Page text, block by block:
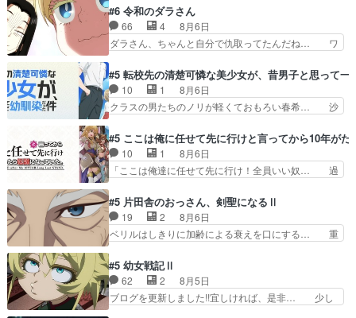
一難、律がビオラの呪縛から… 「私はあなたが嫌
いなんです」「バンドやめ… 何が起きているの
か！？次週、みゅーたいぷ…
マドンってなんなん！？人見知りっぽい… なんな
ら下ネタ0じゃなかったかこんな回が… 他のエピ
ソードに対してマイルドな回だった… 今回はだい
ぶある程度抑えてる？w感じな気… アルねこ、そ
ていたゴキブリ死んでるGP… アルねこ危険です
よね。健康的な面で··江… 酔い潰れ行き着いた江
ノ島で、朝日を眺めな…
#6 令和のダラさん
66 4
8月6日
ダラさん、ちゃんと自分で仇取ってたんだね… ワ
ットに憧れてビーム撃ちたいと…そうい… 余りに
も凄惨なダラさんの過去ダラさんの６… 過去編は
これで一区切りかなギャグも面白い… ガンガガン
♪薫がなんかしっかり歌ってロマ… 姉巫女の誤
日頃からガンガン言うてないで… このアニメはど
こに行くのだろう、面白すぎ… 姉のした事はただ
単に一族を絶滅させただけ…
#5 転校先の清楚可憐な美少女が、昔男子と思って一
10 1
8月6日
クラスの男たちのノリが軽くておもろい春希… 沙
もちゃんが透けブラしててびっくりして… レベル
のキャラが登場。相変わらず顔や体の… 隼人が春
希の級友を巻き込んだイジりに動じ… 第５話を
U-NEXTで視聴しました。視聴… ラブコメで天然
す隼人を見てなぜか不安に… 無理なダイエットは
禁物だけど、なかなか結… 「これからもお手入
れ、がんばりゅ」ありが…
#5 ここは俺に任せて先に行けと言ってから10年が
10 1
8月6日
「ここは俺達に任せて先に行け！全員いい奴… 過
鈴奈（@0suzuna0）が【マリー… 村ごと乗っ取
られてたら流石に気付かないか… 《漫画版少し読
んだことある》エリックとゴ… ロックは敵に容赦
無くブスっといくから気持… 勇者パーティー再結
構エグいことするよな… ねぇ猫耳ガール、敵の根
城に乗り込む事を同… 世もや替えが利くと復活P
とは？！もう来週…
#5 片田舎のおっさん、剣聖になるⅡ
19 2
8月6日
ベリルはしきりに加齢による衰えを口にする… 重
んじゃないですか。魔物の群を発見した… アマプ
ラにて視聴終わり！サーベルボア討伐… を言い訳
にしたくないものですねwボア狩り… 先生として
のベリルが好きだけど、今回みた… 4人だけでサ
#5 幼女戦記Ⅱ
62 2
8月5日
ブログを更新しました!!宜しければ、是非… 少し